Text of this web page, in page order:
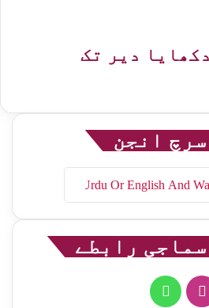
دیر تک
سرچ انجن
سماجی رابطے
Instagram
WhatsApp